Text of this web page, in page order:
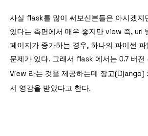
사실 flask를 많이 써보신분들은 아시겠지
있다는 측면에서 매우 좋지만 view 즉, url
페이지가 증가하는 경우, 하나의 파이썬
문제가 있다. 그래서 flask 에서는 0.7 버전
View 라는 것을 제공하는데 장고
서 영감을 받았다고 한다.